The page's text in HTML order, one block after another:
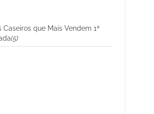
Caseiros que Mais Vendem 1ª
(5)